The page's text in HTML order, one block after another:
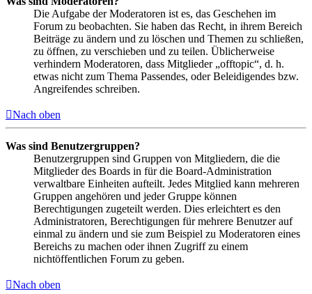
Die Aufgabe der Moderatoren ist es, das Geschehen im
Forum zu beobachten. Sie haben das Recht, in ihrem Bereich
Beiträge zu ändern und zu löschen und Themen zu schließen,
zu öffnen, zu verschieben und zu teilen. Üblicherweise
verhindern Moderatoren, dass Mitglieder „offtopic“, d. h.
etwas nicht zum Thema Passendes, oder Beleidigendes bzw.
Angreifendes schreiben.
Nach oben
Was sind Benutzergruppen?
Benutzergruppen sind Gruppen von Mitgliedern, die die
Mitglieder des Boards in für die Board-Administration
verwaltbare Einheiten aufteilt. Jedes Mitglied kann mehreren
Gruppen angehören und jeder Gruppe können
Berechtigungen zugeteilt werden. Dies erleichtert es den
Administratoren, Berechtigungen für mehrere Benutzer auf
einmal zu ändern und sie zum Beispiel zu Moderatoren eines
Bereichs zu machen oder ihnen Zugriff zu einem
nichtöffentlichen Forum zu geben.
Nach oben